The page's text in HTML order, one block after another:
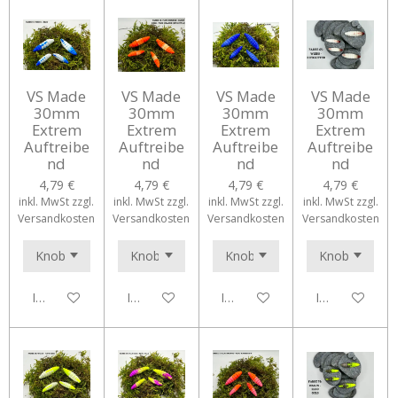
VS Made
30mm
Extrem
Auftreibe
nd
4,79 €
inkl. MwSt zzgl.
Versandkosten
In den Warenkorb
VS Made
30mm
Extrem
Auftreibe
nd
4,79 €
inkl. MwSt zzgl.
Versandkosten
In den Warenkorb
VS Made
30mm
Extrem
Auftreibe
nd
4,79 €
inkl. MwSt zzgl.
Versandkosten
In den Warenkorb
VS Made
30mm
Extrem
Auftreibe
nd
4,79 €
inkl. MwSt zzgl.
Versandkosten
In den